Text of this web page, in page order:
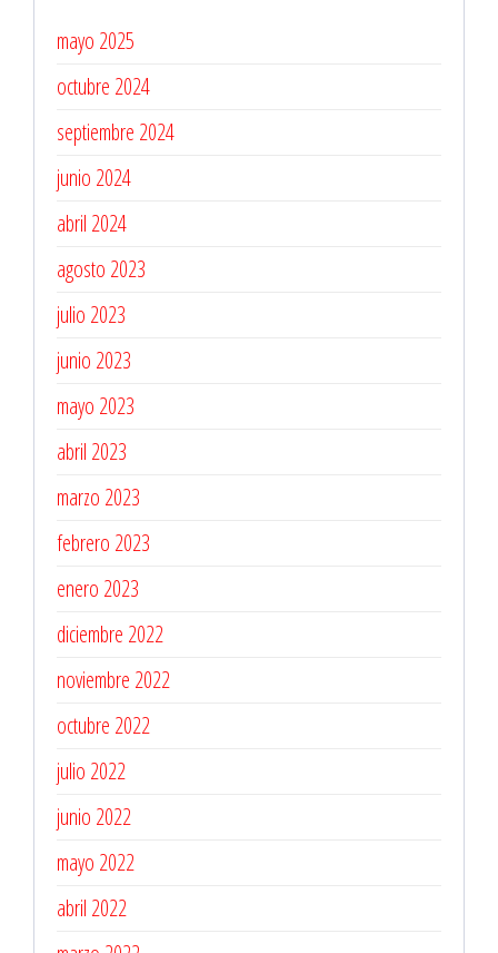
mayo 2025
octubre 2024
septiembre 2024
junio 2024
abril 2024
agosto 2023
julio 2023
junio 2023
mayo 2023
abril 2023
marzo 2023
febrero 2023
enero 2023
diciembre 2022
noviembre 2022
octubre 2022
julio 2022
junio 2022
mayo 2022
abril 2022